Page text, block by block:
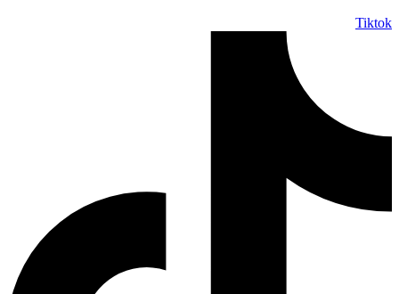
Tiktok